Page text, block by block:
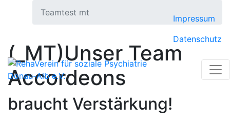
Impressum
Datenschutz
Teamtest mt
(_MT)Unser Team
Accordeons
braucht Verstärkung!